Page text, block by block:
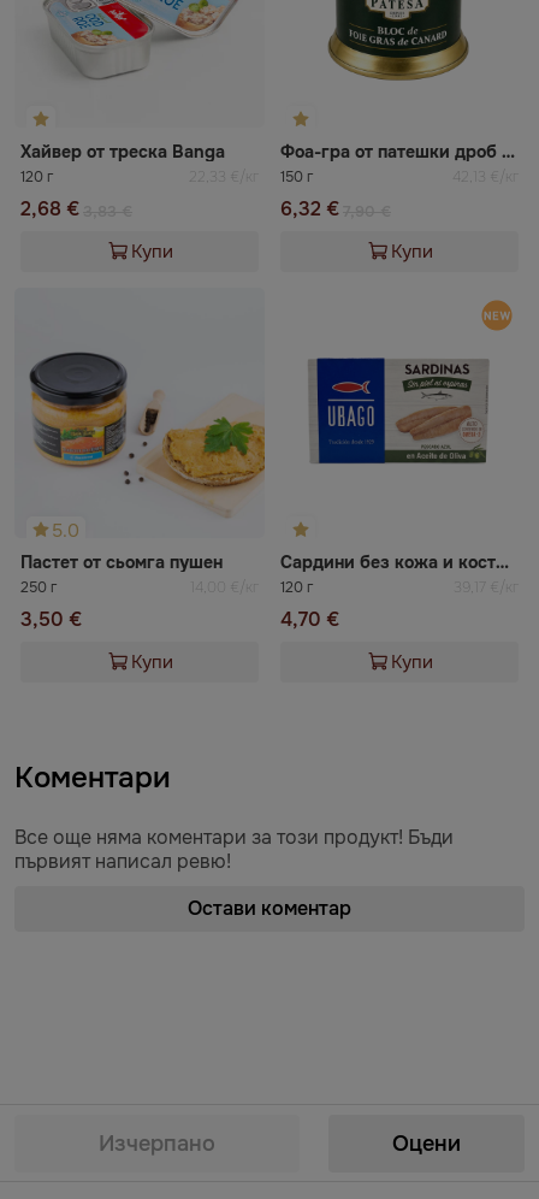
Изчерпано Оцени
Хайвер от треска Banga
120 г 22,33 €/кг
2,68 €
Купи
Фоа-гра от патешки дроб с подправки PATESA
150 г 42,13 €/кг
6,32 €
Купи
5.0
Пастет от сьомга пушен
250 г 14,00 €/кг
3,50 €
Купи
Сардини без кожа и кости UBAGO
120 г 39,17 €/кг
4,70 €
Купи
Коментари
Все още няма коментари за този продукт! Бъди
първият написал ревю!
Остави коментар
на еврото в Република България от „БЕРЬОЗКА БЪЛГАРИЯ“ ЕООД от